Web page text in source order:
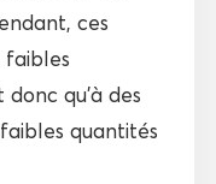
ces
faibles
qu’à des
quantités